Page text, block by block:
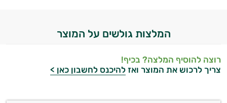
המלצות גולשים על המוצר
רוצה להוסיף המלצה? בכיף!
צריך לרכוש את המוצר ואז להיכנס לחשבון כאן >